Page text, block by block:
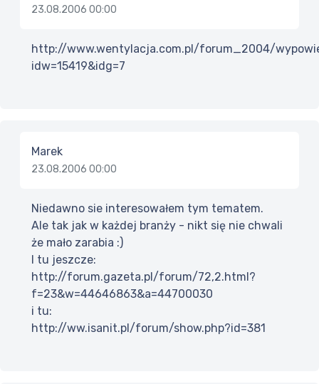
23.08.2006 00:00
http://www.wentylacja.com.pl/forum_2004/
idw=15419&idg=7
Marek
23.08.2006 00:00
Niedawno sie interesowałem tym tematem.
Ale tak jak w każdej branży - nikt się nie chwali
że mało zarabia :)
I tu jeszcze:
http://forum.gazeta.pl/forum/72,2.html?
f=23&w=44646863&a=44700030
i tu:
http://ww.isanit.pl/forum/show.php?id=381